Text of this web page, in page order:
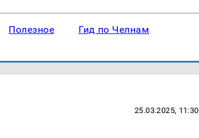
Полезное Гид по Челнам
25.03.2025, 11:30